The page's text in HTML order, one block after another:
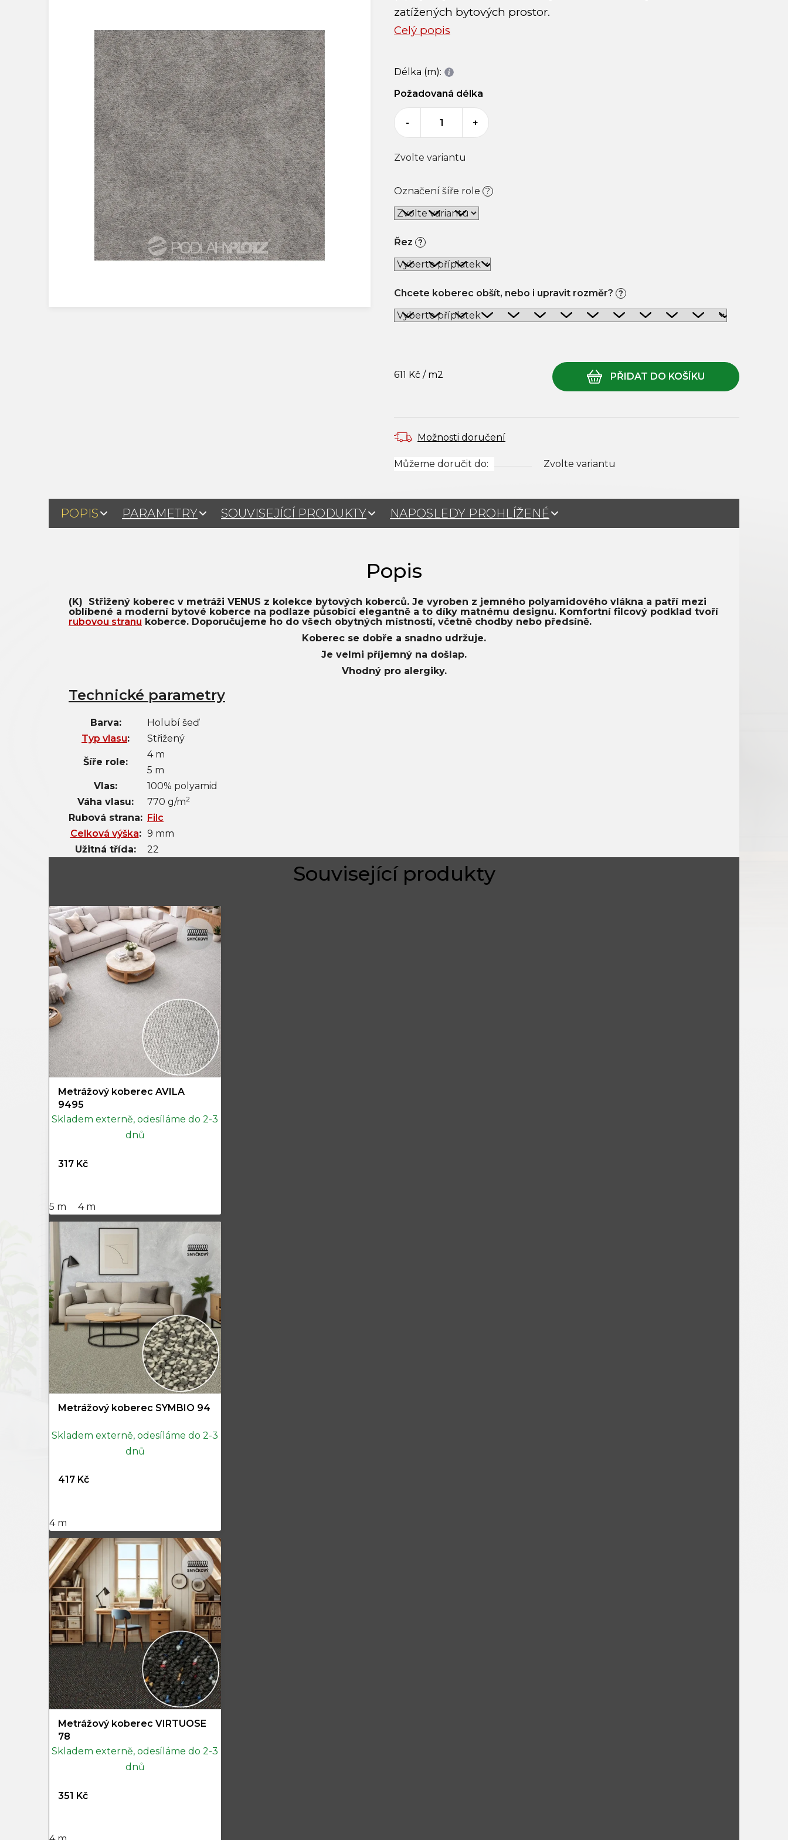
zatížených bytových prostor.
Celý popis
Označení šíře role ?
Řez ?
Chcete koberec obšít, nebo i upravit rozměr? ?
Můžeme doručit do: Zvolte variantu
611 Kč / m2
Zvolte variantu
Možnosti doručení
Délka (m):
Požadovaná délka
- +
POPIS PARAMETRY SOUVISEJÍCÍ PRODUKTY NAPOSLEDY PROHLÍŽENÉ
(K) Střižený koberec v metráži VENUS z kolekce bytových koberců. Je vyroben z jemného polyamidového vlákna a patří mezi
oblíbené a moderní bytové koberce na podlaze působící elegantně a to díky matnému designu. Komfortní filcový podklad tvoří
rubovou stranu koberce. Doporučujeme ho do všech obytných místností, včetně chodby nebo předsíně.
Koberec se dobře a snadno udržuje.
Je velmi příjemný na došlap.
Vhodný pro alergiky.
Technické parametry
Barva:
Holubí šeď
Typ vlasu: Střižený
Šíře role:
4 m
5 m
Vlas:
100% polyamid
Váha vlasu:
770 g/m2
Rubová strana: Filc
Celková výška: 9 mm
Užitná třída:
22
Metrážový koberec AVILA
9495
Skladem externě, odesíláme do 2-3
dnů
317 Kč
5 m 4 m
Metrážový koberec SYMBIO 94
Skladem externě, odesíláme do 2-3
dnů
417 Kč
4 m
Metrážový koberec VIRTUOSE
78
Skladem externě, odesíláme do 2-3
dnů
351 Kč